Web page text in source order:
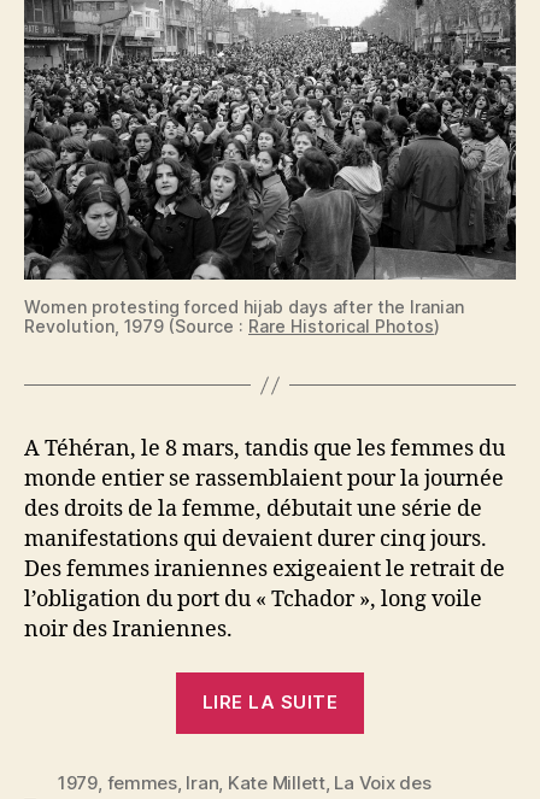
Women protesting forced hijab days after the Iranian
Revolution, 1979 (Source : Rare Historical Photos)
A Téhéran, le 8 mars, tandis que les femmes du
monde entier se rassemblaient pour la journée
des droits de la femme, débutait une série de
manifestations qui devaient durer cinq jours.
Des femmes iraniennes exigeaient le retrait de
l’obligation du port du « Tchador », long voile
noir des Iraniennes.
LIRE LA SUITE
la
1979, femmes, Iran, Kate Millett, La Voix des